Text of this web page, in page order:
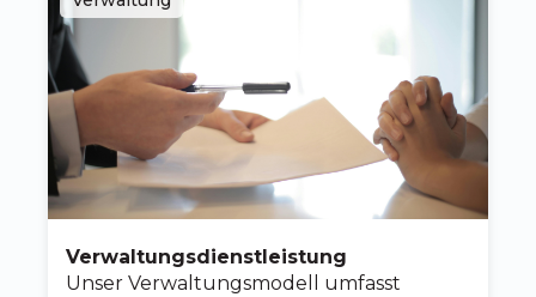
Verwaltungsdienstleistung
Unser Verwaltungsmodell umfasst